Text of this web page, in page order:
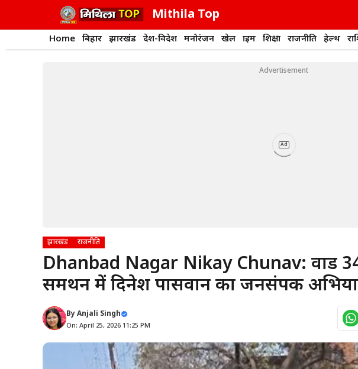
Mithila Top
Home बिहार झारखंड देश-विदेश मनोरंजन खेल क्राइम शिक्षा राजनीति हेल्थ
Advertisement
Ad
झारखंड राजनीति
Dhanbad Nagar Nikay Chunav: वार्ड
समर्थन में दिनेश पासवान का जनसंपर्क
ByAnjali Singh
On: April 25, 2026 11:25 PM